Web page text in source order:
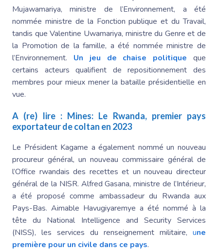
Mujawamariya, ministre de l’Environnement, a été
nommée ministre de la Fonction publique et du Travail,
tandis que Valentine Uwamariya, ministre du Genre et de
la Promotion de la famille, a été nommée ministre de
l’Environnement. Un jeu de chaise politique que
certains acteurs qualifient de repositionnement des
membres pour mieux mener la bataille présidentielle en
vue.
A (re) lire : Mines: Le Rwanda, premier pays
exportateur de coltan en 2023
Le Président Kagame a également nommé un nouveau
procureur général, un nouveau commissaire général de
l’Office rwandais des recettes et un nouveau directeur
général de la NISR. Alfred Gasana, ministre de l’Intérieur,
a été proposé comme ambassadeur du Rwanda aux
Pays-Bas. Aimable Havugiyaremye a été nommé à la
tête du National Intelligence and Security Services
(NISS), les services du renseignement militaire, une
première pour un civile dans ce pays.